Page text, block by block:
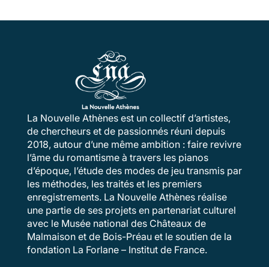
La Nouvelle Athènes est un collectif d’artistes,
de chercheurs et de passionnés réuni depuis
2018, autour d’une même ambition : faire revivre
l’âme du romantisme à travers les pianos
d’époque, l’étude des modes de jeu transmis par
les méthodes, les traités et les premiers
enregistrements. La Nouvelle Athènes réalise
une partie de ses projets en partenariat culturel
avec le Musée national des Châteaux de
Malmaison et de Bois-Préau et le soutien de la
fondation La Forlane – Institut de France.